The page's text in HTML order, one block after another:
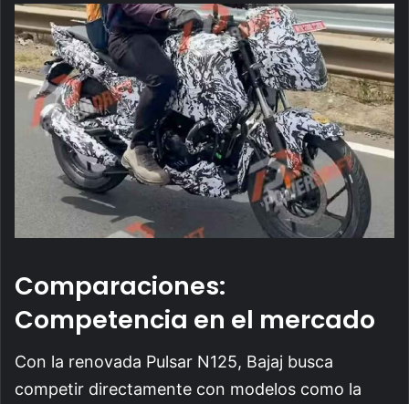
Comparaciones:
Competencia en el mercado
Con la renovada Pulsar N125, Bajaj busca
competir directamente con modelos como la